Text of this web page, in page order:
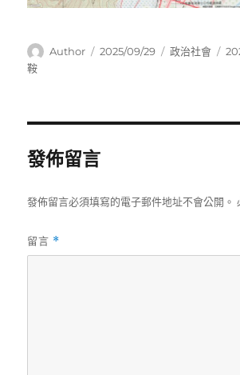
作
Author
發
2025/09/29
分
政治社會
標
鞍
發佈留言
發佈留言必須填寫的電子郵件地址不會公開。
留言 *